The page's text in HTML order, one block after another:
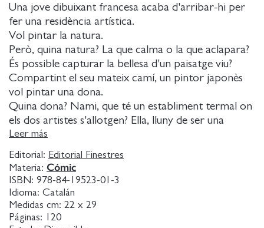
Una jove dibuixant francesa acaba d'arribar-hi per
fer una residència artística.
Vol pintar la natura.
Però, quina natura? La que calma o la que aclapara?
És possible capturar la bellesa d'un paisatge viu?
Compartint el seu mateix camí, un pintor japonès
vol pintar una dona.
Quina dona? Nami, que té un establiment termal on
els dos artistes s'allotgen? Ella, lluny de ser una
model fàcil, és una dona inquietant, misteriosa, i que,
lligada als elements de la natura, pot preveure
l'arribada d'un tifó tan sols observant els plecs del
mar.
Aquest és un conte filosòfic i un viatge iniciàtic que
explora la nostra relació amb la naturalesa.
Ho fa, per arrodonir l'experiència estètica del
Leer más
Editorial: Editorial Finestres
Materia: Cómic
ISBN: 978-84-19523-01-3
Idioma: Catalán
Medidas cm: 22 x 29
Páginas:
120